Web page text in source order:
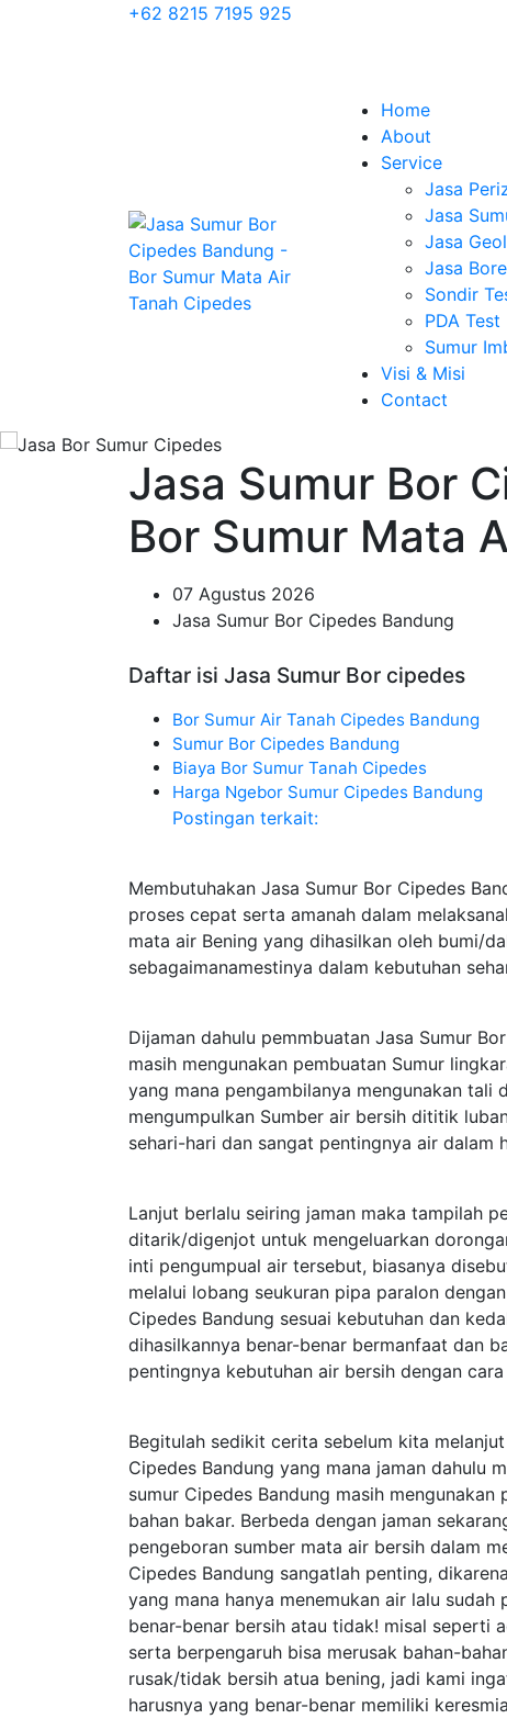
+62 8215 7195 925
Home
About
Service
Jasa
Jasa
Jasa
Jasa
Sondir
PDA Test
Sumur
Visi & Misi
Contact
Jasa Sumur Bor
Bor Sumur Mata
07 Agustus 2026
Jasa Sumur Bor Cipedes Bandung
Daftar isi Jasa Sumur Bor cipedes
Bor Sumur Air Tanah Cipedes Bandung
Sumur Bor Cipedes Bandung
Biaya Bor Sumur Tanah Cipedes
Harga Ngebor Sumur Cipedes Bandung
Postingan terkait:
Membutuhakan Jasa Sumur Bor Cipedes
proses cepat serta amanah dalam
mata air Bening yang dihasilkan oleh bumi/
sebagaimanamestinya dalam kebutuhan
Dijaman dahulu pemmbuatan Jasa Sumur
masih mengunakan pembuatan Sumur
yang mana pengambilanya mengunakan tali
mengumpulkan Sumber air bersih dititik
sehari-hari dan sangat pentingnya air dalam
Lanjut berlalu seiring jaman maka tampilah
ditarik/digenjot untuk mengeluarkan
inti pengumpual air tersebut, biasanya
melalui lobang seukuran pipa paralon
Cipedes Bandung sesuai kebutuhan dan
dihasilkannya benar-benar bermanfaat dan
pentingnya kebutuhan air bersih dengan
Begitulah sedikit cerita sebelum kita
Cipedes Bandung yang mana jaman dahulu
sumur Cipedes Bandung masih
bahan bakar. Berbeda dengan jaman
pengeboran sumber mata air bersih dalam
Cipedes Bandung sangatlah penting,
yang mana hanya menemukan air lalu
benar-benar bersih atau tidak! misal seperti
serta berpengaruh bisa merusak bahan-
rusak/tidak bersih atua bening, jadi kami
harusnya yang benar-benar memiliki